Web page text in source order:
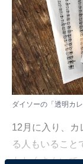
ダイソーの「透明カ
12月に入り、カ
る人もいること
もたくさんいて